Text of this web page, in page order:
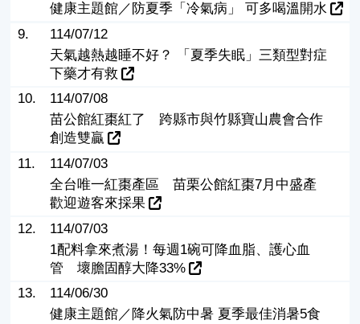
健康主題館／防夏季「冷氣病」 可多喝溫開水
9.
114/07/12
天氣越熱越睡不好？ 「夏季失眠」三類型對症
下藥才有救
10.
114/07/08
苗公館紅棗紅了 跨縣市與竹縣寶山農會合作
創造雙贏
11.
114/07/03
全台唯一紅棗產區 苗栗公館紅棗7月中盛產
歡迎遊客來採果
12.
114/07/03
1配料拿來煮湯！每週1碗可降血脂、護心血
管 壞膽固醇大降33%
13.
114/06/30
健康主題館／降火氣防中暑 夏季最佳消暑5食